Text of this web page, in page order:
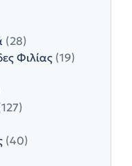
(28)
Φιλίας (19)
(40)